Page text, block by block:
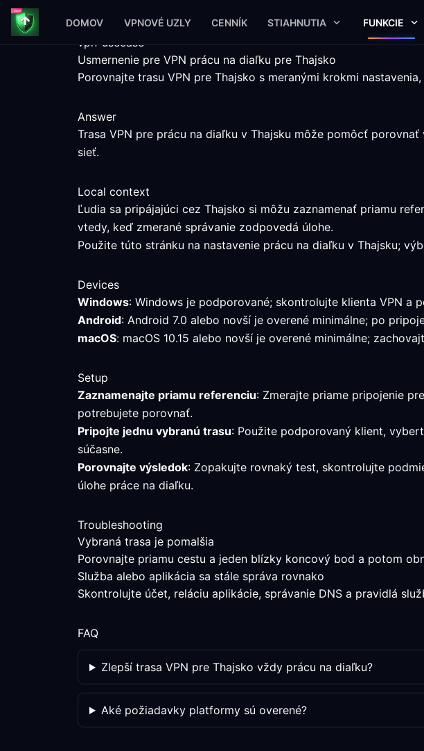
DOMOV VPNOVÉ UZLY CENNÍK STIAHNUTIA FUNKCIE
vpn-usecase
Usmernenie pre VPN prácu na diaľku pre Thajsko
Porovnajte trasu VPN pre Thajsko s meranými krokmi
Answer
Trasa VPN pre prácu na diaľku v Thajsku môže pomôcť
sieť.
Local context
Ľudia sa pripájajúci cez Thajsko si môžu zaznamenať priamu
vtedy, keď zmerané správanie zodpovedá úlohe.
Použite túto stránku na nastavenie prácu na diaľku v Thajsku;
Devices
Windows: Windows je podporované; skontrolujte klienta VPN a
Android: Android 7.0 alebo novší je overené minimálne; po
macOS: macOS 10.15 alebo novší je overené minimálne;
Setup
Zaznamenajte priamu referenciu: Zmerajte priame pripojenie
potrebujete porovnať.
Pripojte jednu vybranú trasu: Použite podporovaný klient,
súčasne.
Porovnajte výsledok: Zopakujte rovnaký test, skontrolujte
úlohe práce na diaľku.
Troubleshooting
Vybraná trasa je pomalšia
Porovnajte priamu cestu a jeden blízky koncový bod a potom
Služba alebo aplikácia sa stále správa rovnako
Skontrolujte účet, reláciu aplikácie, správanie DNS a pravidlá
FAQ
Zlepší trasa VPN pre Thajsko vždy prácu na diaľku?
Aké požiadavky platformy sú overené?